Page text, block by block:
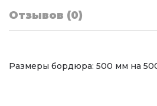
Отзывов (0)
Размеры бордюра: 500 мм на